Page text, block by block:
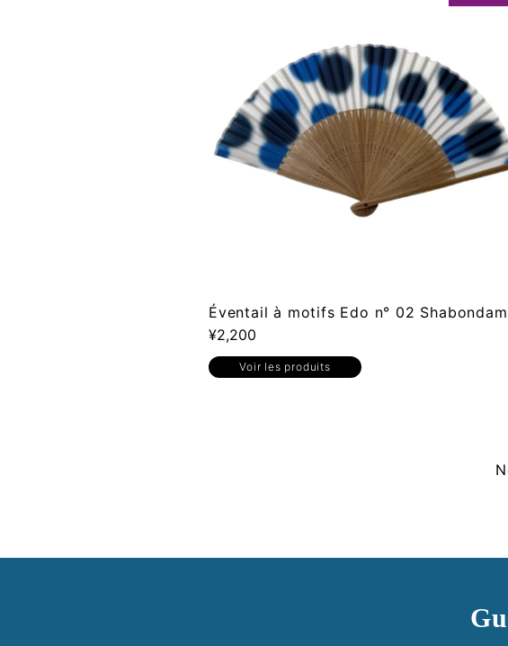
Éventail à motifs Edo n° 02
¥2,200
Voir les produits